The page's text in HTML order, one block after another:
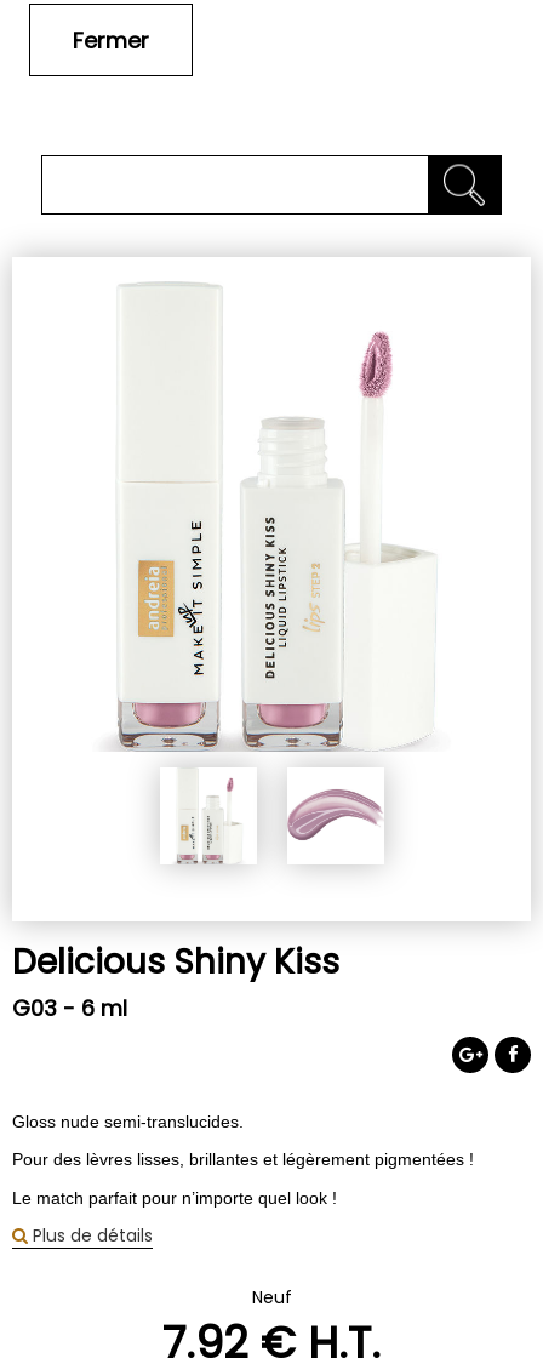
Delicious Shiny Kiss
G03 - 6 ml
Gloss nude semi-translucides.
Pour des lèvres lisses, brillantes et légèrement pigmentées !
Le match parfait pour n’importe quel look !
Plus de détails
Neuf
7.92 € H.T.